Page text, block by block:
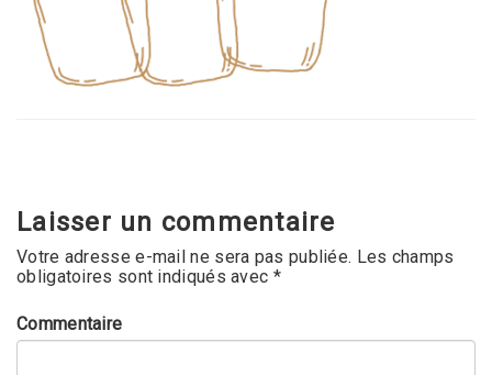
Laisser un commentaire
Votre adresse e-mail ne sera pas publiée. Les champs
obligatoires sont indiqués avec *
Commentaire